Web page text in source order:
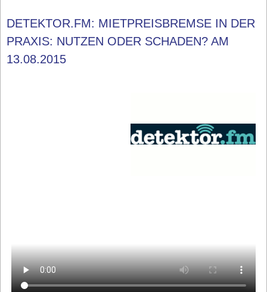
DETEKTOR.FM: MIETPREISBREMSE IN DER
PRAXIS: NUTZEN ODER SCHADEN? AM
13.08.2015